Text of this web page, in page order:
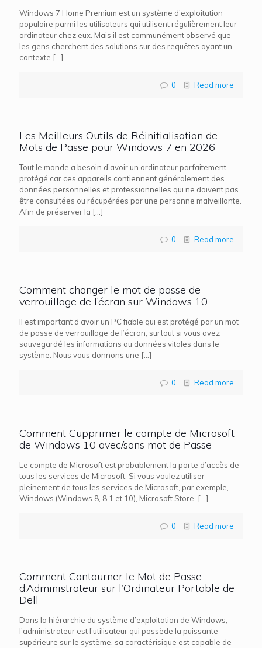
Windows 7 Home Premium est un système d’exploitation
populaire parmi les utilisateurs qui utilisent régulièrement leur
ordinateur chez eux. Mais il est communément observé que
les gens cherchent des solutions sur des requêtes ayant un
contexte […]
0 Read more
Les Meilleurs Outils de Réinitialisation de
Mots de Passe pour Windows 7 en 2026
Tout le monde a besoin d’avoir un ordinateur parfaitement
protégé car ces appareils contiennent généralement des
données personnelles et professionnelles qui ne doivent pas
être consultées ou récupérées par une personne malveillante.
Afin de préserver la […]
0 Read more
Comment changer le mot de passe de
verrouillage de l’écran sur Windows 10
Il est important d’avoir un PC fiable qui est protégé par un mot
de passe de verrouillage de l’écran, surtout si vous avez
sauvegardé les informations ou données vitales dans le
système. Nous vous donnons une […]
0 Read more
Comment Cupprimer le compte de Microsoft
de Windows 10 avec/sans mot de Passe
Le compte de Microsoft est probablement la porte d’accès de
tous les services de Microsoft. Si vous voulez utiliser
pleinement de tous les services de Microsoft, par exemple,
Windows (Windows 8, 8.1 et 10), Microsoft Store, […]
0 Read more
Comment Contourner le Mot de Passe
d’Administrateur sur l’Ordinateur Portable de
Dell
Dans la hiérarchie du système d’exploitation de Windows,
l’administrateur est l’utilisateur qui possède la puissante
supérieure sur le système, sa caractérisique est capable de